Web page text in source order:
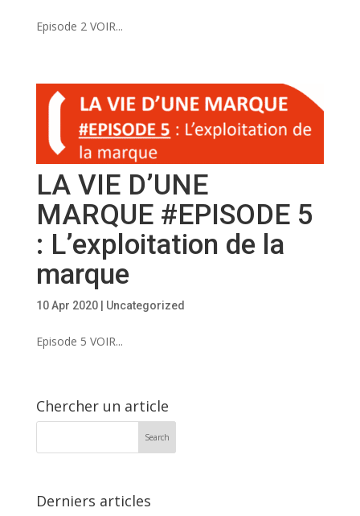
Episode 2 VOIR...
LA VIE D’UNE
MARQUE #EPISODE 5
: L’exploitation de la
marque
10 Apr 2020| Uncategorized
Episode 5 VOIR...
Chercher un article
Derniers articles